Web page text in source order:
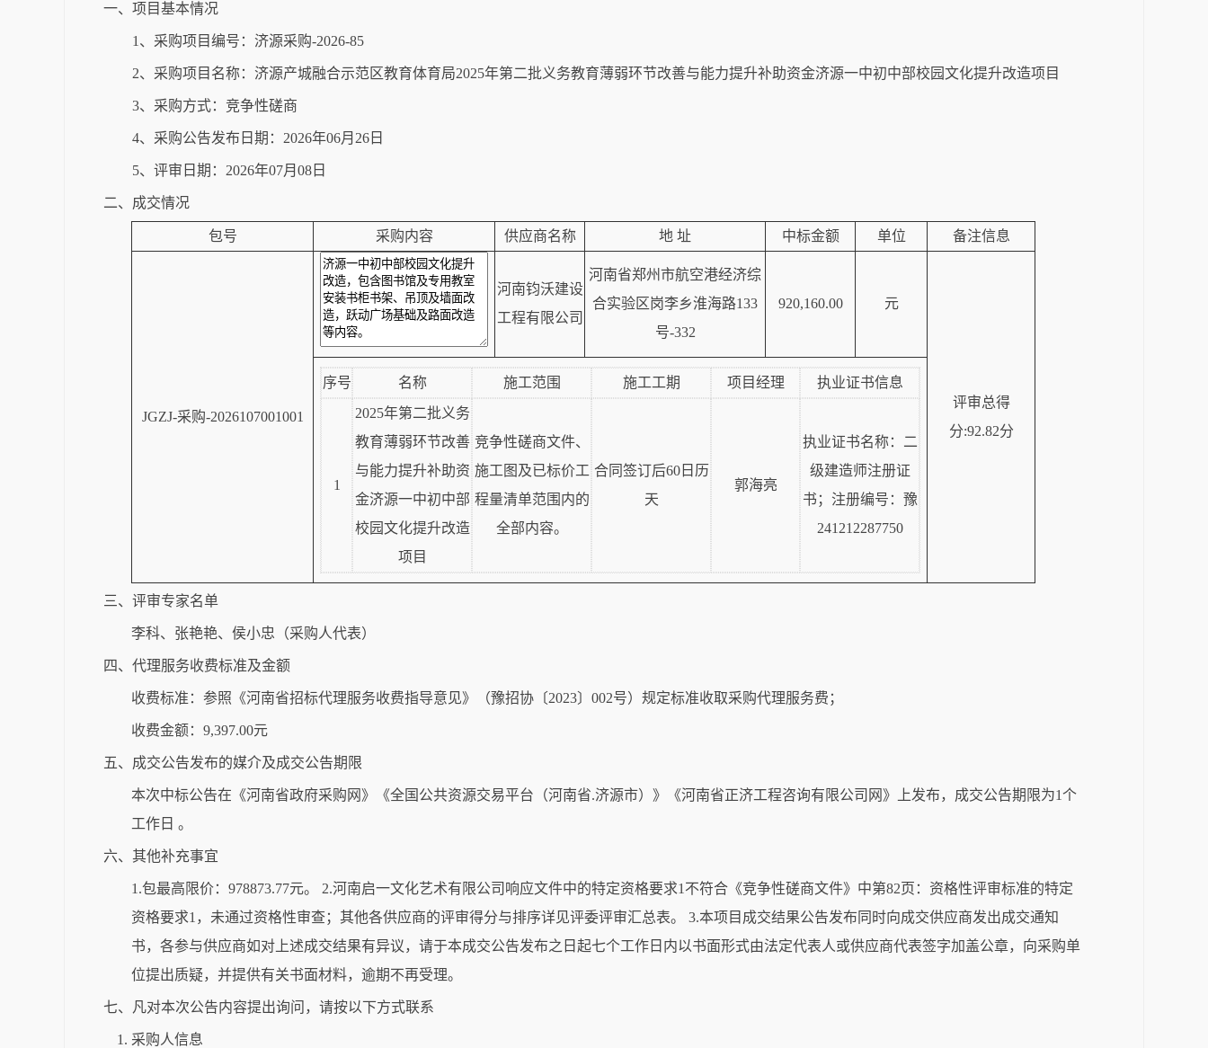
一、项目基本情况
1、采购项目编号：济源采购-2026-85
2、采购项目名称：济源产城融合示范区教育体育局2025年第二批义务教育薄弱环节改善与能力提升补助资金济源一中初中部校园文化提升改造项目
3、采购方式：竞争性磋商
4、采购公告发布日期：2026年06月26日
5、评审日期：2026年07月08日
二、成交情况
包号 采购内容 供应商名称 地 址 中标金额 单位 备注信息
JGZJ-采购-2026107001001
河南钧沃建设
工程有限公司
河南省郑州市航空港经济综
合实验区岗李乡淮海路133
号-332
920,160.00 元
评审总得
分:92.82分
序号 名称 施工范围 施工工期 项目经理 执业证书信息
1
2025年第二批义务
教育薄弱环节改善
与能力提升补助资
金济源一中初中部
校园文化提升改造
项目
竞争性磋商文件、
施工图及已标价工
程量清单范围内的
全部内容。
合同签订后60日历
天
郭海亮
执业证书名称：二
级建造师注册证
书；注册编号：豫
241212287750
三、评审专家名单
李科、张艳艳、侯小忠（采购人代表）
四、代理服务收费标准及金额
收费标准：参照《河南省招标代理服务收费指导意见》（豫招协〔2023〕002号）规定标准收取采购代理服务费；
收费金额：9,397.00元
五、成交公告发布的媒介及成交公告期限
本次中标公告在《河南省政府采购网》《全国公共资源交易平台（河南省.济源市）》《河南省正济工程咨询有限公司网》上发布，成交公告期限为1个
工作日 。
六、其他补充事宜
1.包最高限价：978873.77元。 2.河南启一文化艺术有限公司响应文件中的特定资格要求1不符合《竞争性磋商文件》中第82页：资格性评审标准的特定
资格要求1，未通过资格性审查；其他各供应商的评审得分与排序详见评委评审汇总表。 3.本项目成交结果公告发布同时向成交供应商发出成交通知
书，各参与供应商如对上述成交结果有异议，请于本成交公告发布之日起七个工作日内以书面形式由法定代表人或供应商代表签字加盖公章，向采购单
位提出质疑，并提供有关书面材料，逾期不再受理。
七、凡对本次公告内容提出询问，请按以下方式联系
1. 采购人信息